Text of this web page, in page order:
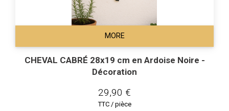
MORE
CHEVAL CABRÉ 28x19 cm en Ardoise Noire -
Décoration
29,90 €
TTC / pièce